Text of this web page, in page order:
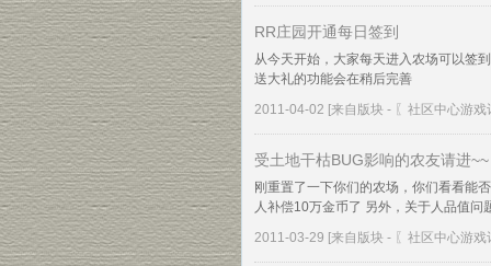
RR庄园开通每日签到
从今天开始，大家每天进入农场可以签
送大礼的功能会在稍后完善
2011-04-02 [来自版块 - 〖社区中心游
受土地干枯BUG影响的农友请进~~
刚重置了一下你们的农场，你们看看能
人补偿10万金币了 另外，关于人品值问
2011-03-29 [来自版块 - 〖社区中心游